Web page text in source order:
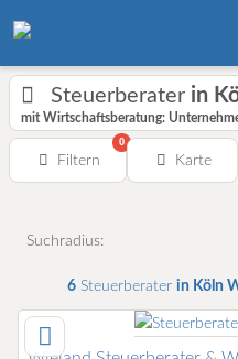
Steuerberater in
mit Wirtschaftsberatung:
Filtern
0
Karte
Suchradius:
6 Steuerberater in Köln